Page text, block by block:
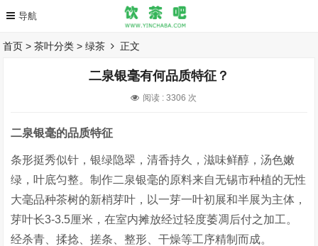
首页 >茶叶分类 >绿茶 正文
二泉银毫有何品质特征？
阅读 :3306 次
二泉银毫的品质特征
条形挺秀似针，银绿隐翠，清香持久，滋味鲜醇，汤色嫩
绿，叶底匀整。制作二泉银毫的原料来自无锡市种植的无性
大毫品种茶树的新梢芽叶，以一芽一叶初展和半展为主体，
芽叶长3-3.5厘米，在室内摊放经过轻度萎凋后付之加工。
经杀青、揉捻、搓条、整形、干燥等工序精制而成。